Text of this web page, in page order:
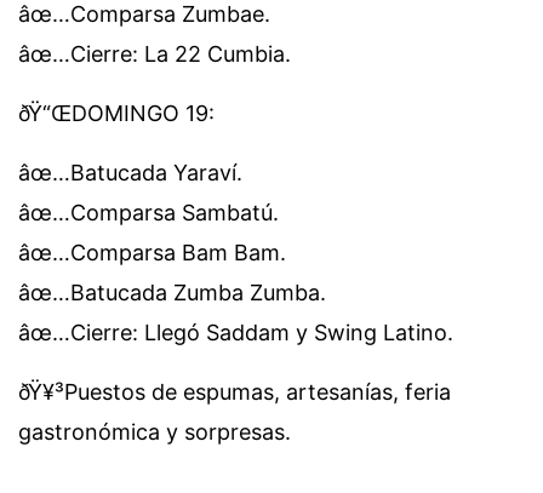
âœ…Comparsa Zumbae.
âœ…Cierre: La 22 Cumbia.
ðŸ“ŒDOMINGO 19:
âœ…Batucada Yaraví.
âœ…Comparsa Sambatú.
âœ…Comparsa Bam Bam.
âœ…Batucada Zumba Zumba.
âœ…Cierre: Llegó Saddam y Swing Latino.
ðŸ¥³Puestos de espumas, artesanías, feria
gastronómica y sorpresas.